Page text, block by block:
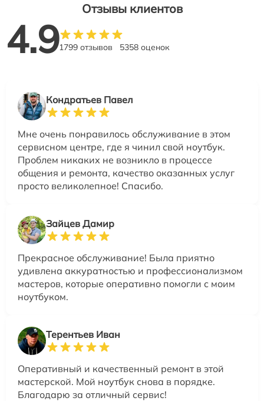
Отзывы клиентов
4.91799 отзывов 5358 оценок
Кондратьев Павел
Мне очень понравилось обслуживание в этом
сервисном центре, где я чинил свой ноутбук.
Проблем никаких не возникло в процессе
общения и ремонта, качество оказанных услуг
просто великолепное! Спасибо.
Зайцев Дамир
Прекрасное обслуживание! Была приятно
удивлена аккуратностью и профессионализмом
мастеров, которые оперативно помогли с моим
ноутбуком.
Терентьев Иван
Оперативный и качественный ремонт в этой
мастерской. Мой ноутбук снова в порядке.
Благодарю за отличный сервис!